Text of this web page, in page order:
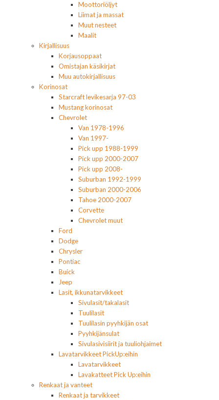
Moottoriöljyt
Liimat ja massat
Muut nesteet
Maalit
Kirjallisuus
Korjausoppaat
Omistajan käsikirjat
Muu autokirjallisuus
Korinosat
Starcraft levikesarja 97-03
Mustang korinosat
Chevrolet
Van 1978-1996
Van 1997-
Pick upp 1988-1999
Pick upp 2000-2007
Pick upp 2008-
Suburban 1992-1999
Suburban 2000-2006
Tahoe 2000-2007
Corvette
Chevrolet muut
Ford
Dodge
Chrysler
Pontiac
Buick
Jeep
Lasit, ikkunatarvikkeet
Sivulasit/takalasit
Tuulilasit
Tuulilasin pyyhkijän osat
Pyyhkijänsulat
Sivulasivisiirit ja tuuliohjaimet
Lavatarvikkeet PickUp:eihin
Lavatarvikkeet
Lavakatteet Pick Up:eihin
Renkaat ja vanteet
Renkaat ja tarvikkeet